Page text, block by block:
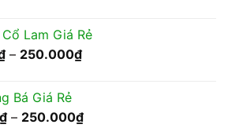
85.000₫
đến
Lam Giá Rẻ
– 250.000₫Khoảng
đến
Bá Giá Rẻ
₫ – 250.000₫Khoảng